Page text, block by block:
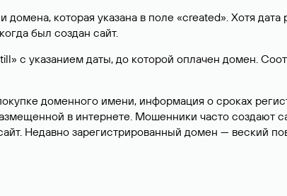
которая указана в поле «created». Хотя
был создан сайт.
с указанием даты, до которой оплачен домен.
доменного имени, информация о сроках
в интернете. Мошенники часто создают
Недавно зарегистрированный домен — веский